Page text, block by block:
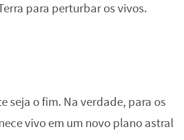
para perturbar os vivos.
seja o fim. Na verdade, para os
vivo em um novo plano astral